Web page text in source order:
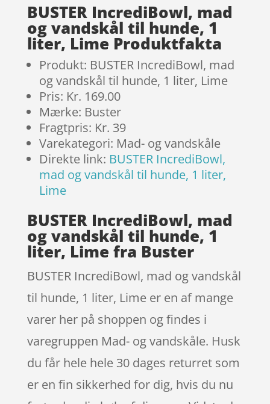
BUSTER IncrediBowl, mad
og vandskål til hunde, 1
liter, Lime Produktfakta
Produkt: BUSTER IncrediBowl, mad
og vandskål til hunde, 1 liter, Lime
Pris: Kr. 169.00
Mærke: Buster
Fragtpris: Kr. 39
Varekategori: Mad- og vandskåle
Direkte link: BUSTER IncrediBowl,
mad og vandskål til hunde, 1 liter,
Lime
BUSTER IncrediBowl, mad
og vandskål til hunde, 1
liter, Lime fra Buster
BUSTER IncrediBowl, mad og vandskål
til hunde, 1 liter, Lime er en af mange
varer her på shoppen og findes i
varegruppen Mad- og vandskåle. Husk
du får hele hele 30 dages returret som
er en fin sikkerhed for dig, hvis du nu